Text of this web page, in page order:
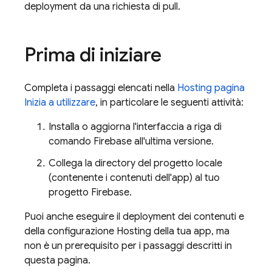
deployment da una richiesta di pull.
Prima di iniziare
Completa i passaggi elencati nella Hosting pagina
Inizia a utilizzare, in particolare le seguenti attività:
Installa o aggiorna l'interfaccia a riga di
comando Firebase all'ultima versione.
Collega la directory del progetto locale
(contenente i contenuti dell'app) al tuo
progetto Firebase.
Puoi anche eseguire il deployment dei contenuti e
della configurazione Hosting della tua app, ma
non è un prerequisito per i passaggi descritti in
questa pagina.